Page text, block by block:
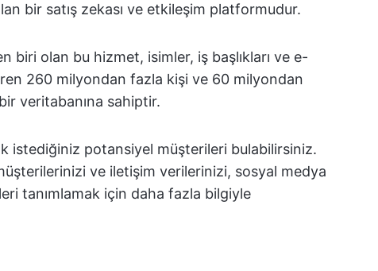
bir satış zekası ve etkileşim platformudur.
olan bu hizmet, isimler, iş başlıkları ve e-
260 milyondan fazla kişi ve 60 milyondan
veritabanına sahiptir.
istediğiniz potansiyel müşterileri bulabilirsiniz.
ve iletişim verilerinizi, sosyal medya
tanımlamak için daha fazla bilgiyle